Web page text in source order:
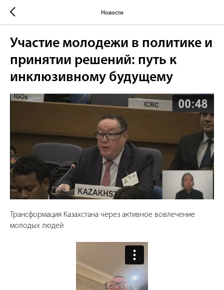
Новости
Участие молодежи в политике и
принятии решений: путь к
инклюзивному будущему
Трансформация Казахстана через активное вовлечение
молодых людей